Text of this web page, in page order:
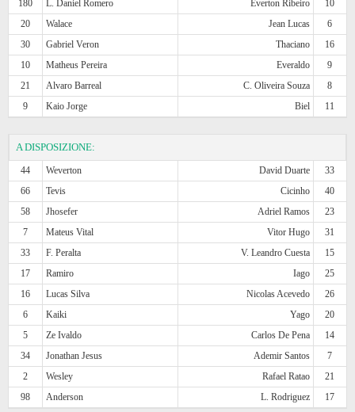
180
L. Daniel Romero Everton Ribeiro
10
20
Walace Jean Lucas
6
30
Gabriel Veron Thaciano
16
10
Matheus Pereira Everaldo
9
21
Alvaro Barreal C. Oliveira Souza
8
9
Kaio Jorge Biel 11
A DISPOSIZIONE:
44 Weverton David Duarte
33
66
Tevis Cicinho
40
58
Jhosefer Adriel Ramos
23
7
Mateus Vital Vitor Hugo
31
33
F. Peralta V. Leandro Cuesta
15
17
Ramiro Iago
25
16
Lucas Silva Nicolas Acevedo
26
6
Kaiki Yago
20
5
Ze Ivaldo Carlos De Pena
14
34
Jonathan Jesus Ademir Santos
7
2
Wesley Rafael Ratao
21
98
Anderson L. Rodriguez 17